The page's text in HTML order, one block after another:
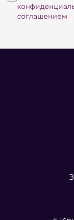
4. Вы можете
пульт
файлы
современную
управления
соглашением